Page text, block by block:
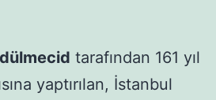
tarafından 161 yıl
yaptırılan, İstanbul